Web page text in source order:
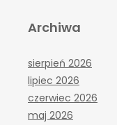
Archiwa
sierpień 2026
lipiec 2026
czerwiec 2026
maj 2026